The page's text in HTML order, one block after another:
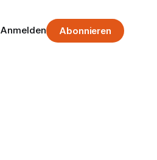
Anmelden Abonnieren